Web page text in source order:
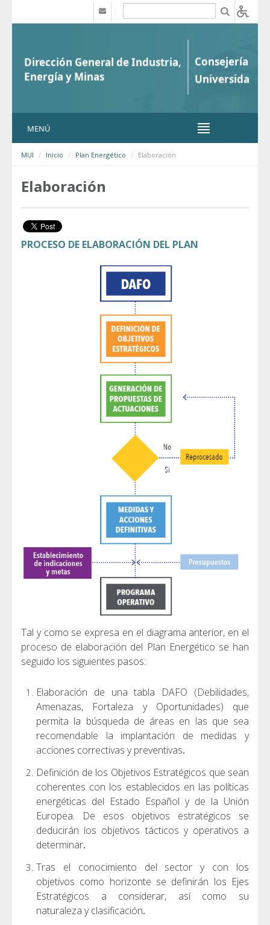
MENÚ
MUI Inicio Plan Energético Elaboración
Elaboración
PROCESO DE ELABORACIÓN DEL PLAN
Tal y como se expresa en el diagrama anterior, en el
proceso de elaboración del Plan Energético se han
seguido los siguientes pasos:
Elaboración de una tabla DAFO (Debilidades,
Amenazas, Fortaleza y Oportunidades) que
permita la búsqueda de áreas en las que sea
recomendable la implantación de medidas y
acciones correctivas y preventivas.
Definición de los Objetivos Estratégicos que sean
coherentes con los establecidos en las políticas
energéticas del Estado Español y de la Unión
Europea. De esos objetivos estratégicos se
deducirán los objetivos tácticos y operativos a
determinar.
Tras el conocimiento del sector y con los
objetivos como horizonte se definirán los Ejes
Estratégicos a considerar, así como su
naturaleza y clasificación.